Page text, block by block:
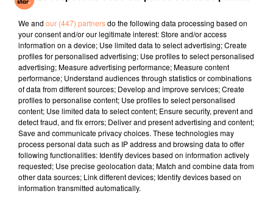
Une fois l'animal de 250 kg libéré de ce calvaire qu'il
supportait depuis au moins deux ans, les officiers ont
été très surpris de sa bonne santé. "C'était assez
choquant de voir à quel point il allait bien". Le wapiti
avait passé des années avec ce pneu qui pesait une
vingtaine de kilogrammes ont estimé les officiers.
Enfin, tout est bien qui finit bien dans cette histoire
folle. Reste néanmoins à savoir comment ce pneu
s'était retrouvé là...
fil actus
4 juillet 2022
We and our (447) partnersdo the following data processing based on
your consent and/or our legitimate interest: Store and/or access
information on a device; Use limited data to select advertising; Create
profiles for personalised advertising; Use profiles to select personalised
advertising; Measure advertising performance; Measure content
performance; Understand audiences through statistics or combinations
of data from different sources; Develop and improve services; Create
profiles to personalise content; Use profiles to select personalised
content; Use limited data to select content; Ensure security, prevent and
detect fraud, and fix errors; Deliver and present advertising and content;
Save and communicate privacy choices. These technologies may
process personal data such as IP address and browsing data to offer
following functionalities: Identify devices based on information actively
requested; Use precise geolocation data; Match and combine data from
other data sources; Link different devices; Identify devices based on
information transmitted automatically.